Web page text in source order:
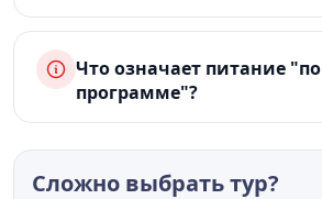
Что означает питание "по
программе"?
Сложно выбрать тур?